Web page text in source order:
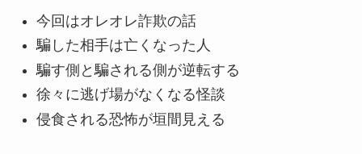
今回はオレオレ詐欺の話
騙した相手は亡くなった人
騙す側と騙される側が逆転する
徐々に逃げ場がなくなる怪談
侵食される恐怖が垣間見える